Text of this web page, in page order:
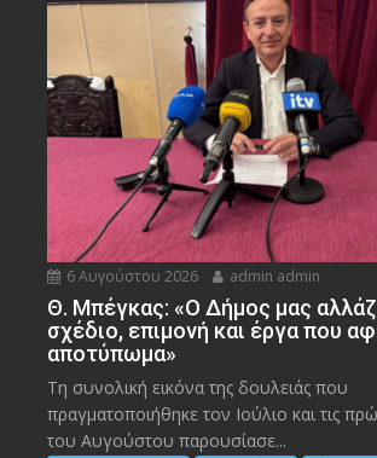
6 Αυγούστου 2026 admin admin
Θ. Μπέγκας: «Ο Δήμος μας
σχέδιο, επιμονή και έργα που
αποτύπωμα»
Τη συνολική εικόνα της δουλειάς που
πραγματοποιήθηκε τον Ιούλιο και τις
του Αυγούστου παρουσίασε...